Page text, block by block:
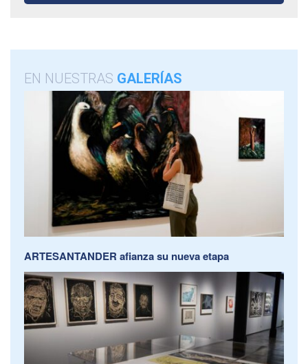
EN NUESTRAS GALERÍAS
ARTESANTANDER afianza su nueva etapa